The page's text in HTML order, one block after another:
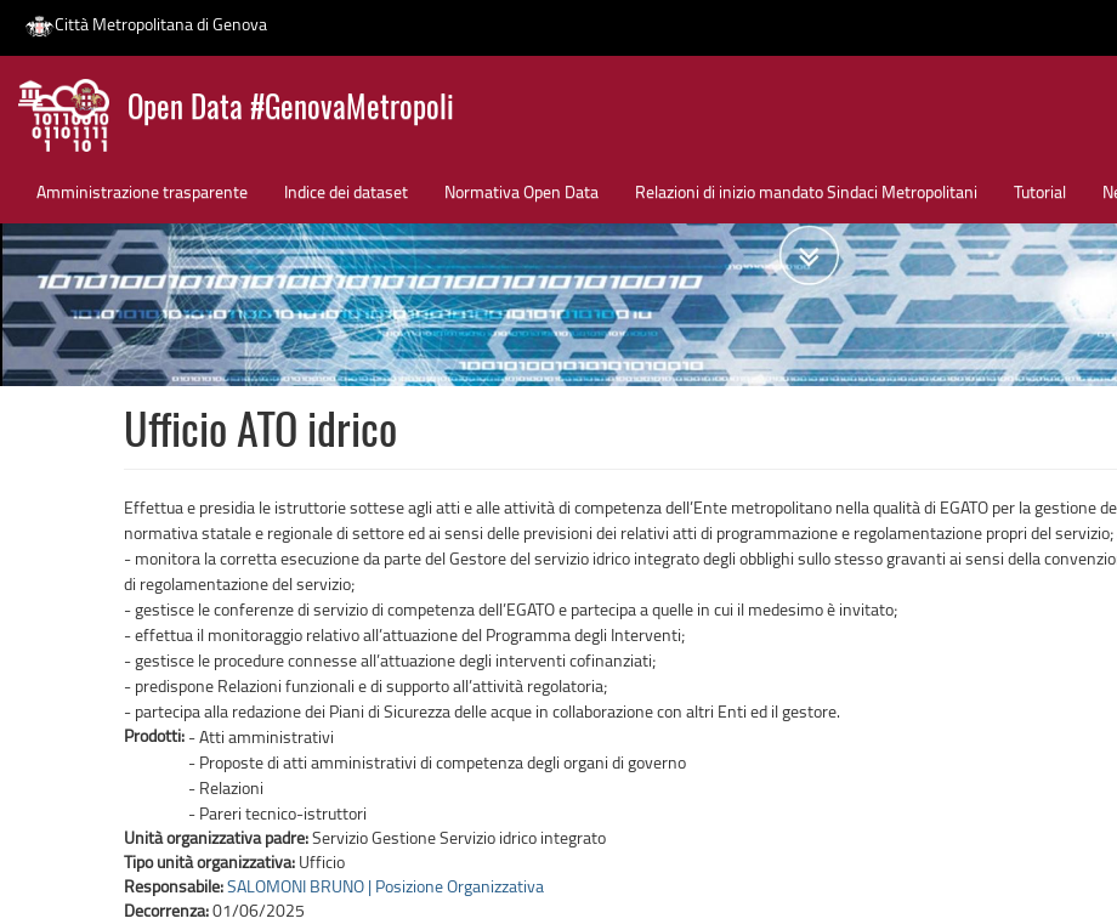
Salta
contenuto
Città Metropolitana di Genova
Open Data #GenovaMetropoli
Amministrazione trasparente Indice dei dataset Normativa Open Data Relazioni di inizio mandato Sindaci Metropolitani Tutorial
News
Ufficio ATO idrico
Effettua e presidia le istruttorie sottese agli atti e alle attività di competenza dell’Ente metropolitano nella qualità di EGATO per la gestione
normativa statale e regionale di settore ed ai sensi delle previsioni dei relativi atti di programmazione e regolamentazione propri del
- monitora la corretta esecuzione da parte del Gestore del servizio idrico integrato degli obblighi sullo stesso gravanti ai sensi della
di regolamentazione del servizio;
- gestisce le conferenze di servizio di competenza dell’EGATO e partecipa a quelle in cui il medesimo è invitato;
- effettua il monitoraggio relativo all’attuazione del Programma degli Interventi;
- gestisce le procedure connesse all’attuazione degli interventi cofinanziati;
- predispone Relazioni funzionali e di supporto all’attività regolatoria;
- partecipa alla redazione dei Piani di Sicurezza delle acque in collaborazione con altri Enti ed il gestore.
Prodotti: - Atti amministrativi
- Proposte di atti amministrativi di competenza degli organi di governo
- Relazioni
- Pareri tecnico-istruttori
Unità organizzativa padre:Servizio Gestione Servizio idrico integrato
Tipo unità organizzativa: Ufficio
Responsabile:SALOMONI BRUNO | Posizione Organizzativa
Decorrenza:01/06/2025